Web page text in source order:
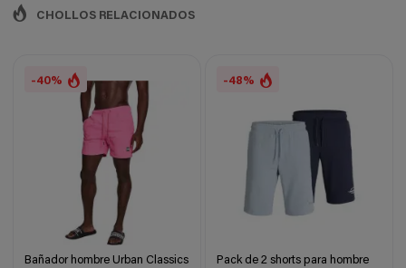
CHOLLOS RELACIONADOS
-40%
Bañador hombre Urban Classics
-48%
Pack de 2 shorts para hombre